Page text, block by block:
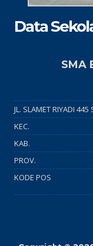
Data
SMA
JL. SLAMET RIYADI 445
KEC.
KAB.
PROV.
KODE POS